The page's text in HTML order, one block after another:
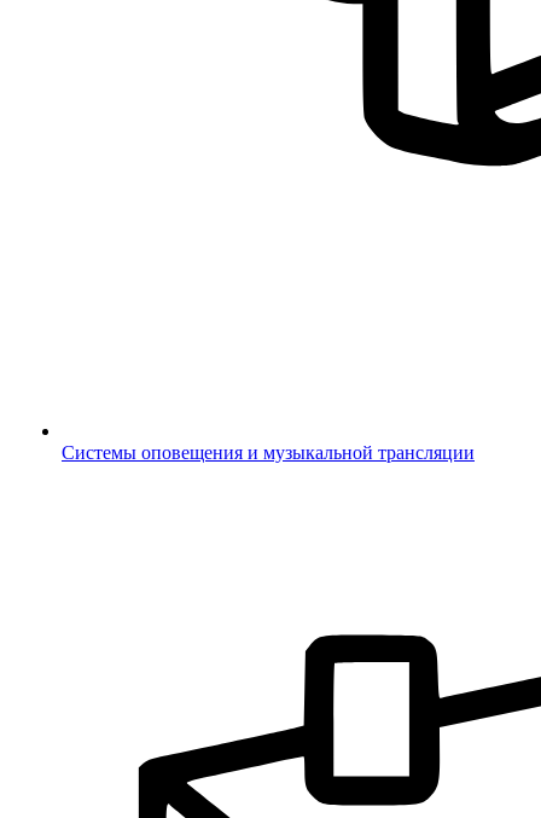
Системы оповещения и музыкальной трансляции